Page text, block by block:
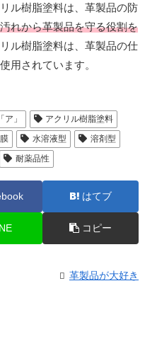
ル樹脂塗料は、革製品の防
れから革製品を守る役割を
ル樹脂塗料は、革製品の仕
用されています。
「ア」
アクリル樹脂塗料
水溶液型
溶剤型
耐薬品性
はてブ
コピー
革製品が大好き